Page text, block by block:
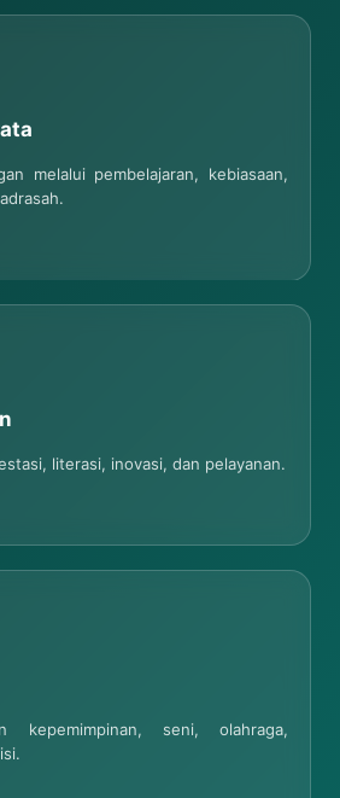
melalui pembelajaran, kebiasaan,
literasi, inovasi, dan pelayanan.
kepemimpinan, seni, olahraga,